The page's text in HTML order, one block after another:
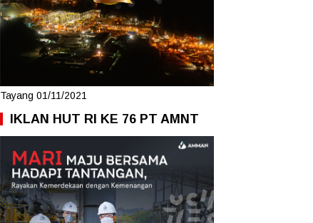
Tayang 01/11/2021
IKLAN HUT RI KE 76 PT AMNT